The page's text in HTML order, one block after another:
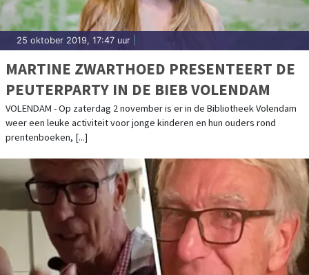
25 oktober 2019, 17:47 uur
MARTINE ZWARTHOED PRESENTEERT DE
PEUTERPARTY IN DE BIEB VOLENDAM
VOLENDAM - Op zaterdag 2 november is er in de Bibliotheek Volendam
weer een leuke activiteit voor jonge kinderen en hun ouders rond
prentenboeken, [...]